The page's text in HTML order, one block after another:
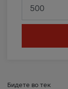
Бидете во тек